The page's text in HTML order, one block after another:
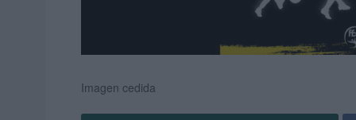
Imagen cedida